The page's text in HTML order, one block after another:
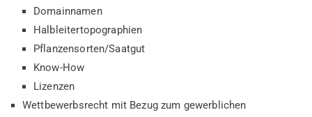
Domainnamen
Halbleitertopographien
Pflanzensorten/Saatgut
Know-How
Lizenzen
Wettbewerbsrecht mit Bezug zum gewerblichen